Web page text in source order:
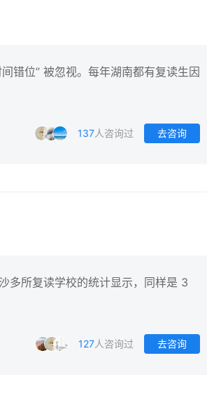
错位” 被忽视。每年湖南都有复读生因
137人咨询过 去咨询
多所复读学校的统计显示，同样是 3
127人咨询过 去咨询